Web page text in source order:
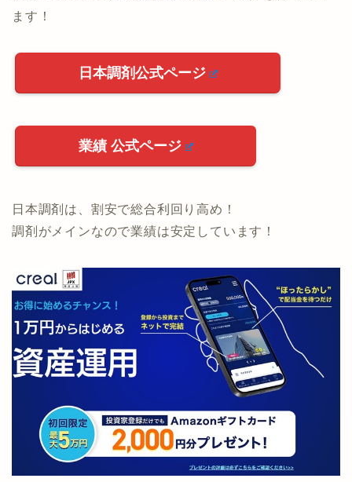
ます！
日本調剤公式ページ
業績 公式ページ
日本調剤は、割安で総合利回り高め！
調剤がメインなので業績は安定しています！